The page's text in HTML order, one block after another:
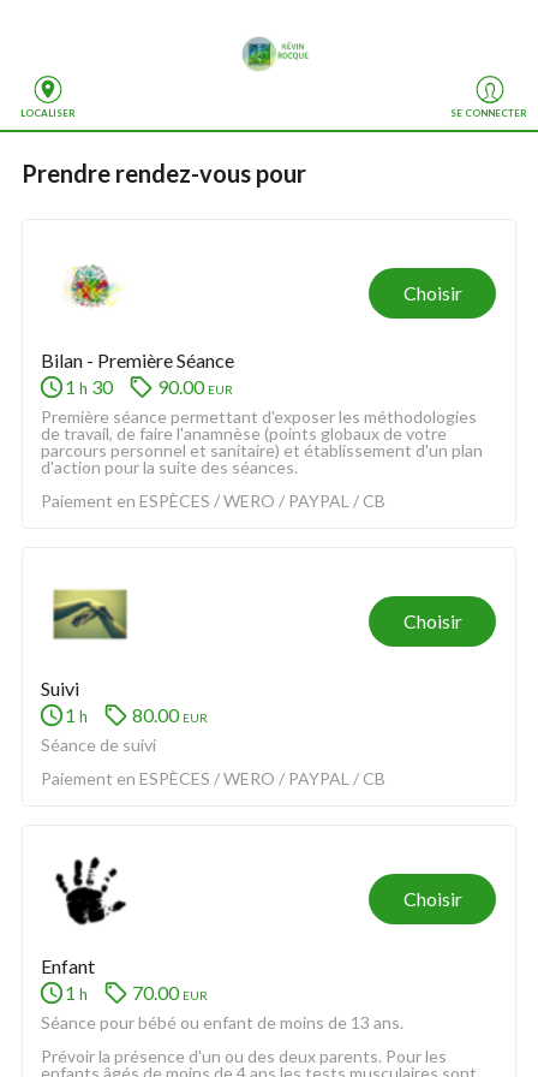
LOCALISER SE CONNECTER
Prendre rendez-vous pour
Choisir
Bilan - Première Séance
1 h 30 90.00 eur
Première séance permettant d'exposer les méthodologies
de travail, de faire l'anamnèse (points globaux de votre
parcours personnel et sanitaire) et établissement d'un plan
d'action pour la suite des séances.
Paiement en ESPÈCES / WERO / PAYPAL / CB
Choisir
Suivi
1 h 80.00 eur
Séance de suivi
Paiement en ESPÈCES / WERO / PAYPAL / CB
Choisir
Enfant
1 h 70.00 eur
Séance pour bébé ou enfant de moins de 13 ans.
Prévoir la présence d'un ou des deux parents. Pour les